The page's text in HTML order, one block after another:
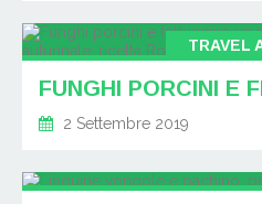
TRAVEL
2 Settembre 2019